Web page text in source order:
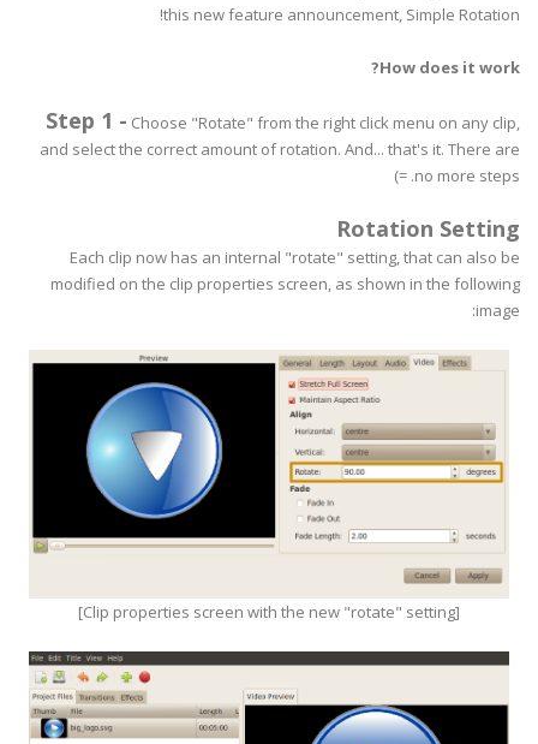
this new feature announcement, Simple Rotation!
How does it work?
Step 1 - Choose "Rotate" from the right click menu on any clip,
and select the correct amount of rotation. And... that's it. There are
no more steps. =)
Rotation Setting
Each clip now has an internal "rotate" setting, that can also be
modified on the clip properties screen, as shown in the following
image:
[Clip properties screen with the new "rotate" setting]